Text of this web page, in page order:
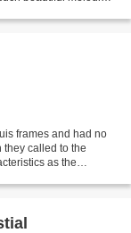
frames and had no
called to the
as the